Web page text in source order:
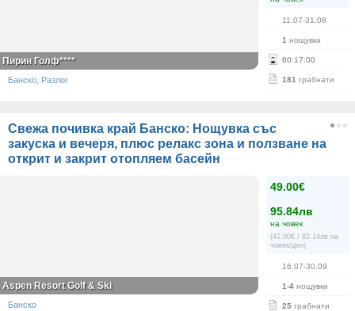
11.07-31.08
1 нощувка
80:17:00
181 грабнати
Пирин Голф****
Банско, Разлог
Свежа почивка край Банско: Нощувка със
закуска и вечеря, плюс релакс зона и ползване на
открит и закрит отопляем басейн
49.00€
95.84лв
на човек
(42.00€ / 82.14лв на
човек/ден)
16.07-30.09
1-4 нощувки
25 грабнати
Aspen Resort Golf & Ski
Банско